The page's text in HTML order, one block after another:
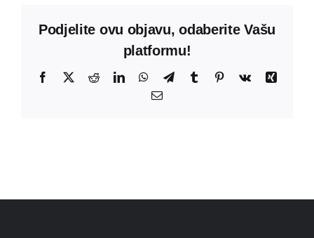
Podjelite ovu objavu, odaberite Vašu
platformu!
Facebook
X RedditLinkedInWhatsApp
TelegramTumblr Pinterest
Vk
Xing
Email: